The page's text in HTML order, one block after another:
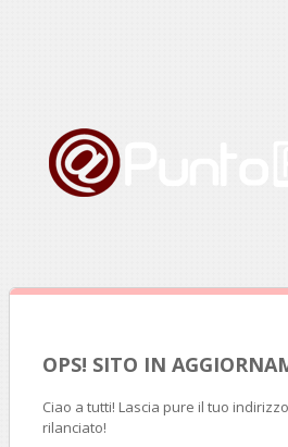
OPS! SITO IN
Ciao a tutti! Lascia pure il tuo
rilanciato!